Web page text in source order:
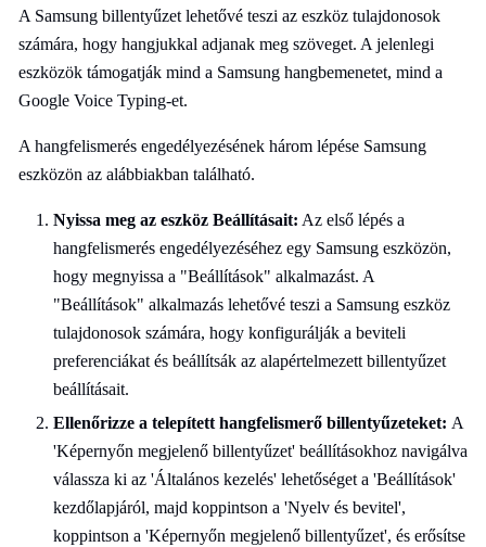
A Samsung billentyűzet lehetővé teszi az eszköz tulajdonosok
számára, hogy hangjukkal adjanak meg szöveget. A jelenlegi
eszközök támogatják mind a Samsung hangbemenetet, mind a
Google Voice Typing-et.
A hangfelismerés engedélyezésének három lépése Samsung
eszközön az alábbiakban található.
Nyissa meg az eszköz Beállításait: Az első lépés a
hangfelismerés engedélyezéséhez egy Samsung eszközön,
hogy megnyissa a "Beállítások" alkalmazást. A
"Beállítások" alkalmazás lehetővé teszi a Samsung eszköz
tulajdonosok számára, hogy konfigurálják a beviteli
preferenciákat és beállítsák az alapértelmezett billentyűzet
beállításait.
Ellenőrizze a telepített hangfelismerő billentyűzeteket: A
'Képernyőn megjelenő billentyűzet' beállításokhoz navigálva
válassza ki az 'Általános kezelés' lehetőséget a 'Beállítások'
kezdőlapjáról, majd koppintson a 'Nyelv és bevitel',
koppintson a 'Képernyőn megjelenő billentyűzet', és erősítse